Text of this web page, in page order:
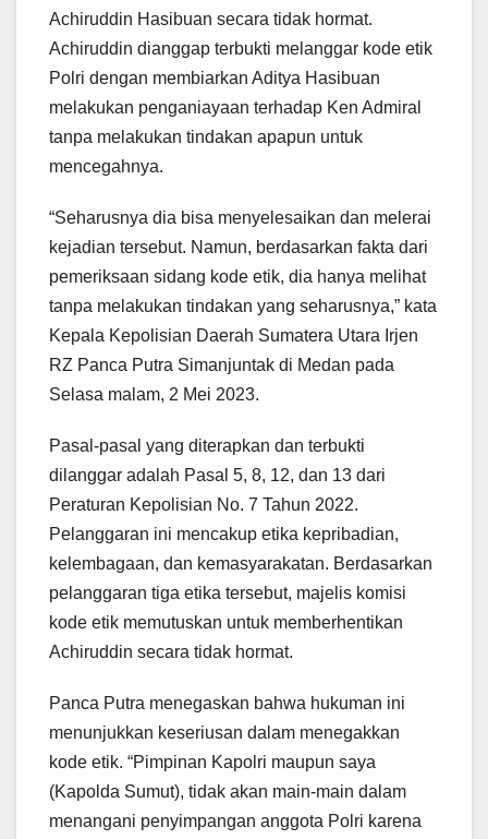
Achiruddin Hasibuan secara tidak hormat.
Achiruddin dianggap terbukti melanggar kode etik
Polri dengan membiarkan Aditya Hasibuan
melakukan penganiayaan terhadap Ken Admiral
tanpa melakukan tindakan apapun untuk
mencegahnya.
“Seharusnya dia bisa menyelesaikan dan melerai
kejadian tersebut. Namun, berdasarkan fakta dari
pemeriksaan sidang kode etik, dia hanya melihat
tanpa melakukan tindakan yang seharusnya,” kata
Kepala Kepolisian Daerah Sumatera Utara Irjen
RZ Panca Putra Simanjuntak di Medan pada
Selasa malam, 2 Mei 2023.
Pasal-pasal yang diterapkan dan terbukti
dilanggar adalah Pasal 5, 8, 12, dan 13 dari
Peraturan Kepolisian No. 7 Tahun 2022.
Pelanggaran ini mencakup etika kepribadian,
kelembagaan, dan kemasyarakatan. Berdasarkan
pelanggaran tiga etika tersebut, majelis komisi
kode etik memutuskan untuk memberhentikan
Achiruddin secara tidak hormat.
Panca Putra menegaskan bahwa hukuman ini
menunjukkan keseriusan dalam menegakkan
kode etik. “Pimpinan Kapolri maupun saya
(Kapolda Sumut), tidak akan main-main dalam
menangani penyimpangan anggota Polri karena